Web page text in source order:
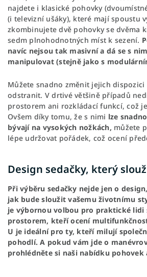
najdete i klasické pohovky
(i televizní ušáky), které mají spoustu
zkombinujete dvě pohovky se dvěma
sedm plnohodnotných míst k sezení.
navíc nejsou tak masivní a dá se s
manipulovat (stejně jako s
Můžete snadno změnit jejich
odstranit. V drtivé většině případů
prostorem ani rozkládací funkcí, což
Ovšem díky tomu, že s nimi lze
bývají na vysokých nožkách, můžete
lépe udržovat pořádek, což ocení
Design sedačky, který
Při výběru sedačky nejde jen o
jak bude sloužit vašemu životnímu
je výbornou volbou pro praktické lidi
prostorem, kteří ocení
U je ideální pro ty, kteří milují
pohodlí. A pokud vám jde o
prohlédněte si naši nabídku pohovek